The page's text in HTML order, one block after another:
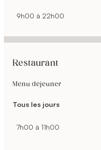
9h00 à 22h00
Restaurant
Menu déjeuner
Tous les jours
7h00 à 11h00